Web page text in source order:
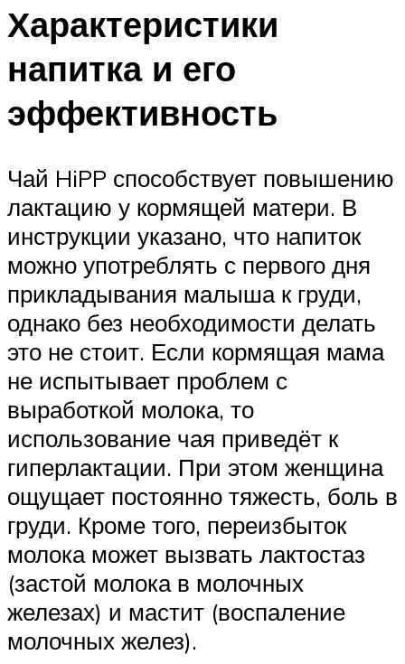
Характеристики
напитка и его
эффективность
Чай HiPP способствует повышению
лактацию у кормящей матери. В
инструкции указано, что напиток
можно употреблять с первого дня
прикладывания малыша к груди,
однако без необходимости делать
это не стоит. Если кормящая мама
не испытывает проблем с
выработкой молока, то
использование чая приведёт к
гиперлактации. При этом женщина
ощущает постоянно тяжесть, боль в
груди. Кроме того, переизбыток
молока может вызвать лактостаз
(застой молока в молочных
железах) и мастит (воспаление
молочных желез).